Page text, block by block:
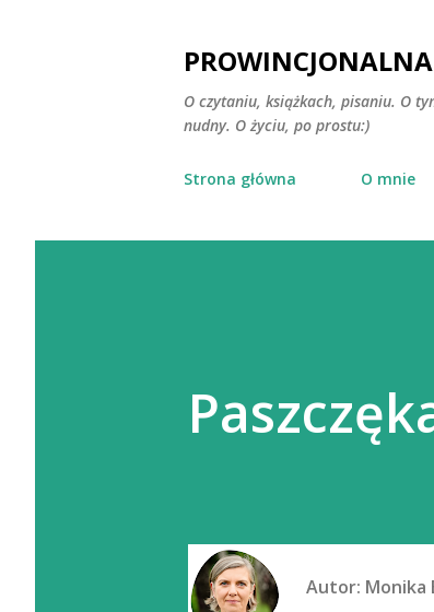
O czytaniu, książkach, pisaniu. O
nudny. O życiu, po prostu:)
Strona główna O mnie
Autor: Monika